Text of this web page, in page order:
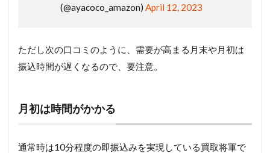
(@ayacoco_amazon) April 12, 2023
ただし次の口コミのように、需要が高まる月末や月初は
振込時間が遅くなるので、要注意。
月初は時間がかかる
通常時は10分程度の即振込みを実現している買取将軍で